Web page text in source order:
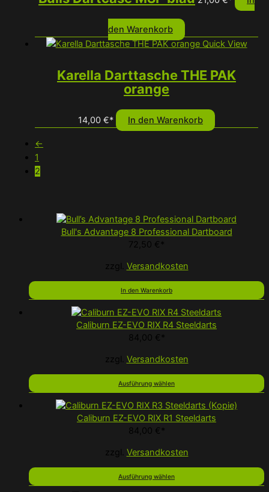
den Warenkorb
Quick View
Karella Darttasche THE PAK
orange
14,00 €* In den Warenkorb
←
1
2
Bull's Advantage 8 Professional Dartboard
72,50 € *
zzgl. Versandkosten
In den Warenkorb
Caliburn EZ-EVO RIX R4 Steeldarts
84,00 € *
zzgl. Versandkosten
Ausführung wählen
Caliburn EZ-EVO RIX R1 Steeldarts
84,00 € *
zzgl. Versandkosten
Ausführung wählen